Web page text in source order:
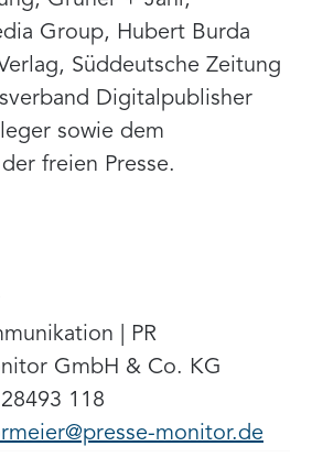
Group, Hubert Burda
Süddeutsche Zeitung
Digitalpublisher
sowie dem
freien Presse.
| PR
GmbH & Co. KG
118
monitor.de